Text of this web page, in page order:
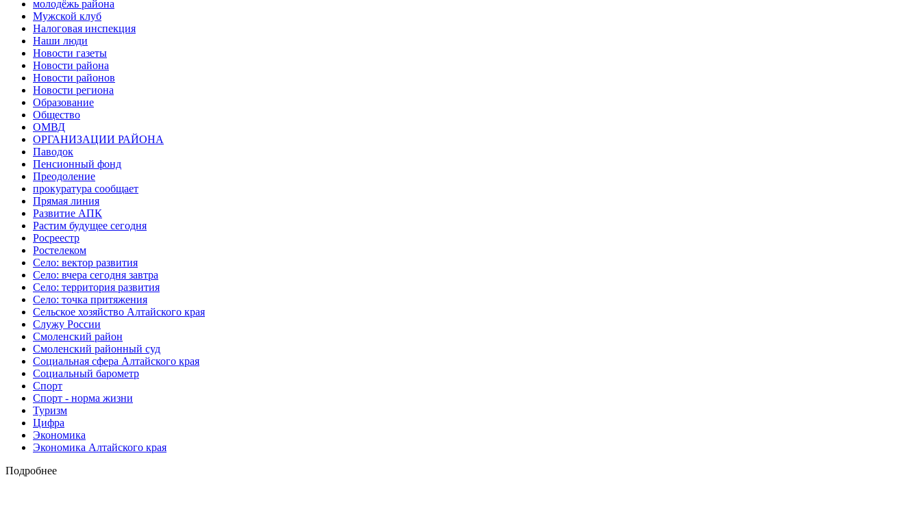
молодёжь района
Мужской клуб
Налоговая инспекция
Наши люди
Новости газеты
Новости района
Новости районов
Новости региона
Образование
Общество
ОМВД
ОРГАНИЗАЦИИ РАЙОНА
Паводок
Пенсионный фонд
Преодоление
прокуратура сообщает
Прямая линия
Развитие АПК
Растим будущее сегодня
Росреестр
Ростелеком
Село: вектор развития
Село: вчера сегодня завтра
Село: территория развития
Село: точка притяжения
Сельское хозяйство Алтайского края
Служу России
Смоленский район
Смоленский районный суд
Социальная сфера Алтайского края
Социальный барометр
Спорт
Спорт - норма жизни
Туризм
Цифра
Экономика
Экономика Алтайского края
Подробнее